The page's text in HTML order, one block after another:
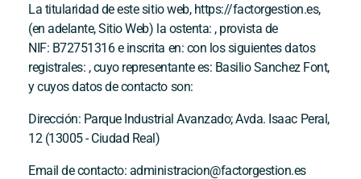
La titularidad de este sitio web, https://factorgestion.es,
(en adelante, Sitio Web) la ostenta: , provista de
NIF: B72751316e inscrita en: con los siguientes datos
registrales: , cuyo representante es: Basilio Sanchez Font,
y cuyos datos de contacto son:
Dirección: Parque Industrial Avanzado; Avda. Isaac Peral,
12 (13005 - Ciudad Real)
Email de contacto: administracion@factorgestion.es